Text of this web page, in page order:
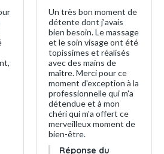
Un très bon moment de
détente dont j'avais
bien besoin. Le massage
et le soin visage ont été
topissimes et réalisés
avec des mains de
maître. Merci pour ce
moment d'exception à la
professionnelle qui m'a
détendue et à mon
chéri qui m'a offert ce
merveilleux moment de
bien-être.
Réponse du